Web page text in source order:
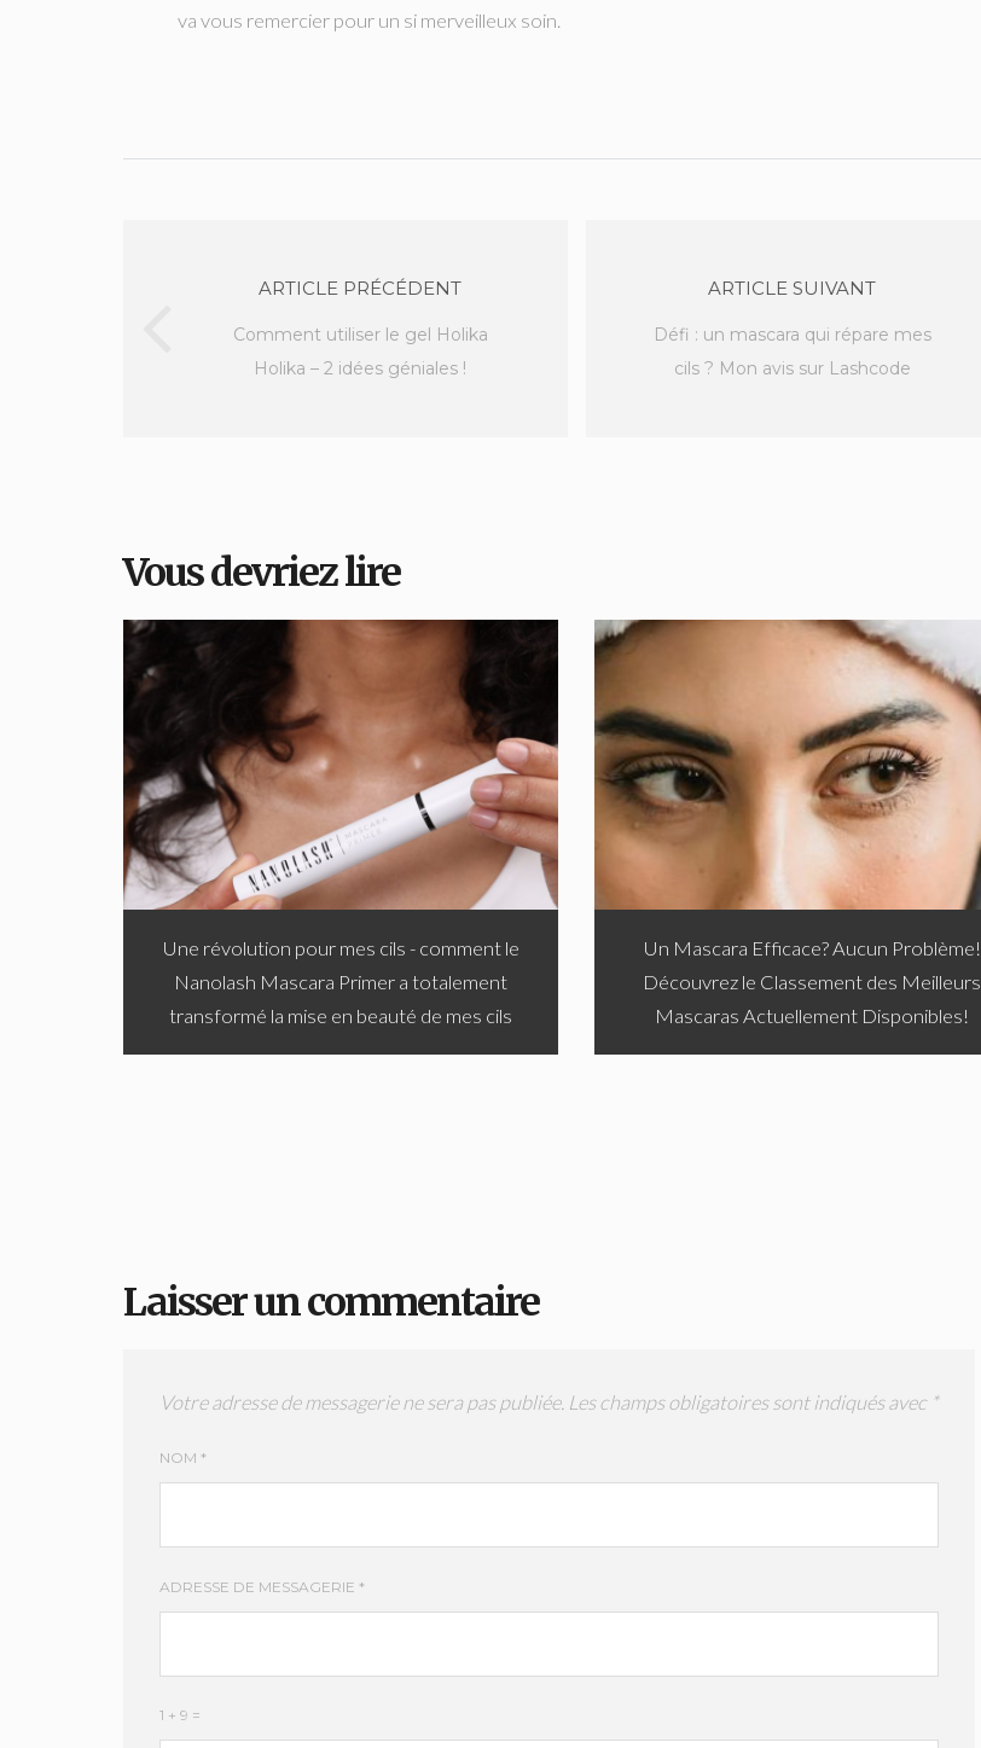
va vous remercier pour un si merveilleux soin.
ARTICLE PRÉCÉDENT
Comment utiliser le gel Holika
Holika – 2 idées géniales !
ARTICLE SUIVANT
Défi : un mascara qui répare mes
cils ? Mon avis sur Lashcode
Vous devriez lire
Une révolution pour mes cils - comment le
Nanolash Mascara Primer a totalement
transformé la mise en beauté de mes cils
Un Mascara Efficace? Aucun Problème!
Découvrez le Classement des Meilleurs
Mascaras Actuellement Disponibles!
Laisser un commentaire
Votre adresse de messagerie ne sera pas publiée. Les champs obligatoires sont indiqués avec *
NOM *
ADRESSE DE MESSAGERIE *
1 + 9 =